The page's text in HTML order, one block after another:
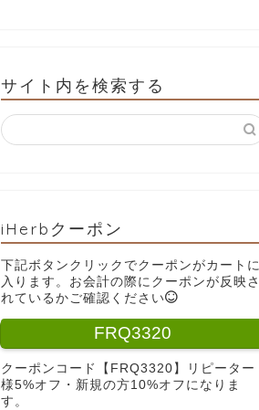
サイト内を検索する
iHerbクーポン
下記ボタンクリックでクーポンがカートに
入ります。お会計の際にクーポンが反映さ
れているかご確認ください
FRQ3320
クーポンコード【FRQ3320】リピーター
様5%オフ・新規の方10%オフになりま
す。